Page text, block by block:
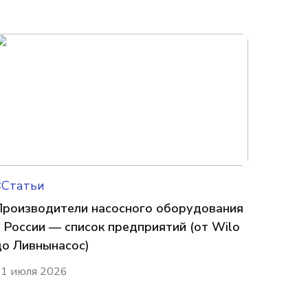
насосного оборудования
России — список предприятий (от Wilo
Ливнынасос)
июля 2026